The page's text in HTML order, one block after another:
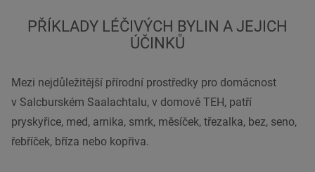
PŘÍKLADY LÉČIVÝCH BYLIN A JEJICH
ÚČINKŮ
Mezi nejdůležitější přírodní prostředky pro domácnost
v Salcburském Saalachtalu, v domově TEH, patří
pryskyřice, med, arnika, smrk, měsíček, třezalka, bez, seno,
řebříček, bříza nebo kopřiva.